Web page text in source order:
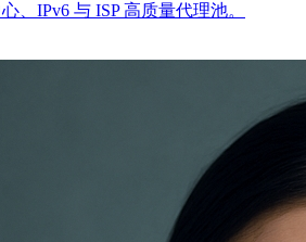
、IPv6 与 ISP 高质量代理池。